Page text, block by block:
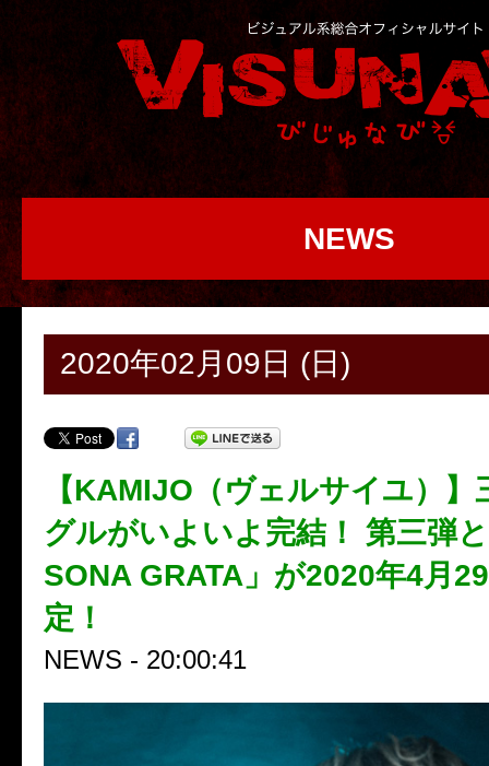
NEWS
2020年02月09日 (日)
【KAMIJO（ヴェルサイユ）】
グルがいよいよ完結！ 第三弾
SONA GRATA」が2020年4月
定！
NEWS - 20:00:41